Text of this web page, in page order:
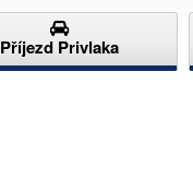
Příjezd Privlaka